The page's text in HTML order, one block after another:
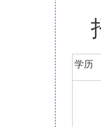
学历